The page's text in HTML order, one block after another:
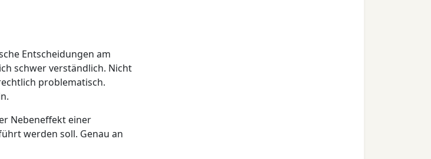
Entscheidungen am
schwer verständlich. Nicht
problematisch.
Nebeneffekt einer
werden soll. Genau an